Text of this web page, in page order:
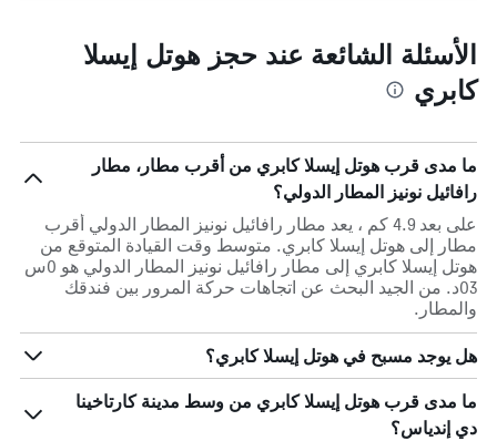
الأسئلة الشائعة عند حجز هوتل إيسلا
كابري
ما مدى قرب هوتل إيسلا كابري من أقرب مطار، مطار
رافائيل نونيز المطار الدولي؟
على بعد 4.9 كم ، يعد مطار رافائيل نونيز المطار الدولي أقرب
مطار إلى هوتل إيسلا كابري. متوسط وقت القيادة المتوقع من
هوتل إيسلا كابري إلى مطار رافائيل نونيز المطار الدولي هو 0س
03د. من الجيد البحث عن اتجاهات حركة المرور بين فندقك
والمطار.
هل يوجد مسبح في هوتل إيسلا كابري؟
ما مدى قرب هوتل إيسلا كابري من وسط مدينة كارتاخينا
دي إندياس؟